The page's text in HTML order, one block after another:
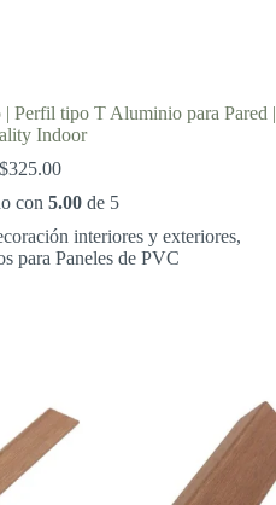
Perfil tipo T Aluminio para Pared |
Indoor
$325.00
con 5.00de 5
interiores y exteriores,
para Paneles de PVC